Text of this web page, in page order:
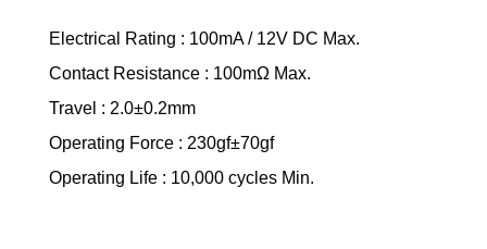
Electrical Rating : 100mA / 12V DC Max.
Contact Resistance : 100mΩ Max.
Travel : 2.0±0.2mm
Operating Force : 230gf±70gf
Operating Life : 10,000 cycles Min.